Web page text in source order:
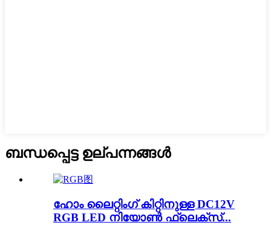
ബന്ധപ്പെട്ട ഉല്പന്നങ്ങൾ
ഹോം ലൈറ്റിംഗ് കിറ്റിനുള്ള DC12V
RGB LED നിയോൺ ഫ്ലെക്സ്...